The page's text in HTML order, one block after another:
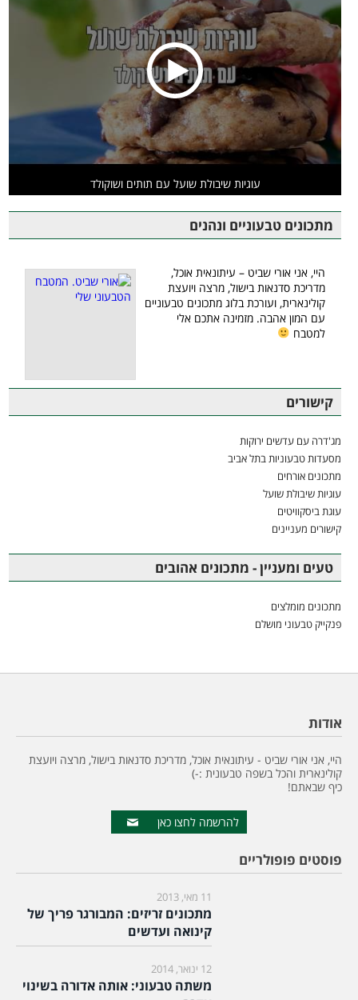
עוגיות שיבולת שועל עם תותים ושוקולד
מתכונים טבעוניים ונהנים
היי, אני אורי שביט – עיתונאית אוכל,
מדריכת סדנאות בישול, מרצה ויועצת
קולינארית, ועורכת בלוג מתכונים טבעוניים
עם המון אהבה. מזמינה אתכם אלי
למטבח
קישורים
מג'דרה עם עדשים ירוקות
מסעדות טבעוניות בתל אביב
מתכונים אורחים
עוגיות שיבולת שועל
עוגת ביסקוויטים
קישורים מעניינים
טעים ומעניין - מתכונים אהובים
מתכונים מומלצים
פנקייק טבעוני מושלם
אודות
היי, אני אורי שביט - עיתונאית אוכל, מדריכת סדנאות בישול, מרצה ויועצת
קולינארית והכל בשפה טבעונית :-)
כיף שבאתם!
להרשמה לחצו כאן
פוסטים פופולריים
11 מאי, 2013
מתכונים זריזים: המבורגר פריך של
קינואה ועדשים
12 ינואר, 2014
משתה טבעוני: אותה אדורה בשינוי